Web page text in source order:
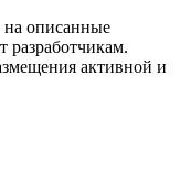
на описанные
активной и